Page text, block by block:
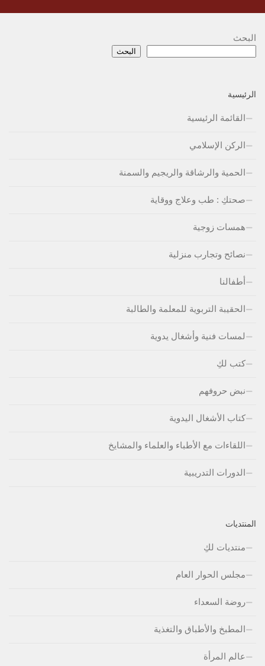
البحث
البحث
الرئيسية
القائمة الرئيسية
الركن الإسلامي
الحمية والرشاقة والريجيم والسمنة
صحتكِ : طب وعلاج ووقاية
همسات زوجية
نصائح وتجارب منزلية
أطفالنا
الحقيبة التربوية للمعلمة والطالبة
لمسات فنية وأشغال يدوية
كتب لكِ
نبض حروفهم
كتاب الأشغال اليدوية
اللقاءات مع الأطباء والعلماء والمشايخ
الدورات التدريبية
المنتديات
منتديات لكِ
مجلس الحوار العام
روضة السعداء
المطبخ والأطباق والتغذية
عالم المرأة